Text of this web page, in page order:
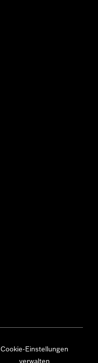
Cookie-Einstellungen
verwalten